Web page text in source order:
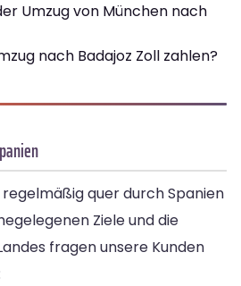
Umzug von München nach
nach Badajoz Zoll zahlen?
quer durch Spanien
Ziele und die
fragen unsere Kunden